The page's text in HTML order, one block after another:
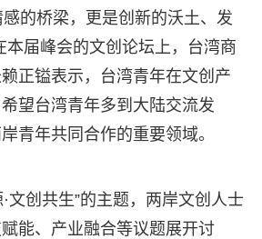
感的桥梁，更是创新的沃土、发
本届峰会的文创论坛上，台湾商
正镒表示，台湾青年在文创产
望台湾青年多到大陆交流发
青年共同合作的重要领域。
·文创共生”的主题，两岸文创人士
能、产业融合等议题展开讨